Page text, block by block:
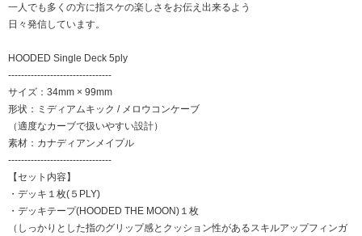
一人でも多くの方に指スケの楽しさをお伝え出来るよう
日々発信しています。
HOODED Single Deck 5ply
--------------------------------
サイズ：34mm × 99mm
形状：ミディアムキック / メロウコンケーブ
（適度なカーブで扱いやすい設計）
素材：カナディアンメイプル
--------------------------------
【セット内容】
・デッキ１枚(５PLY)
・デッキテープ(HOODED THE MOON)１枚
（しっかりとした指のグリップ感とクッション性があるスキルアップフィンガ